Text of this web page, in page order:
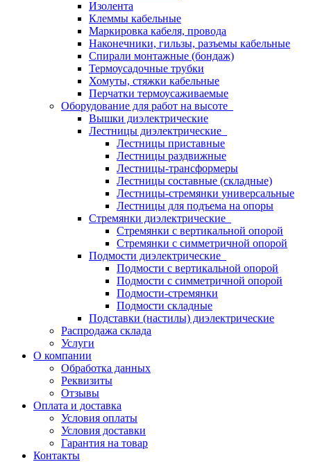
Изолента
Клеммы кабельные
Маркировка кабеля, провода
Наконечники, гильзы, разъемы кабельные
Спирали монтажные (бондаж)
Термоусадочные трубки
Хомуты, стяжки кабельные
Перчатки термоусаживаемые
Оборудование для работ на высоте
Вышки диэлектрические
Лестницы диэлектрические
Лестницы приставные
Лестницы раздвижные
Лестницы-трансформеры
Лестницы составные (складные)
Лестницы-стремянки универсальные
Лестницы для подъема на опоры
Стремянки диэлектрические
Стремянки с вертикальной опорой
Стремянки с симметричной опорой
Подмости диэлектрические
Подмости с вертикальной опорой
Подмости с симметричной опорой
Подмости-стремянки
Подмости складные
Подставки (настилы) диэлектрические
Распродажа склада
Услуги
О компании
Обработка данных
Реквизиты
Отзывы
Оплата и доставка
Условия оплаты
Условия доставки
Гарантия на товар
Контакты